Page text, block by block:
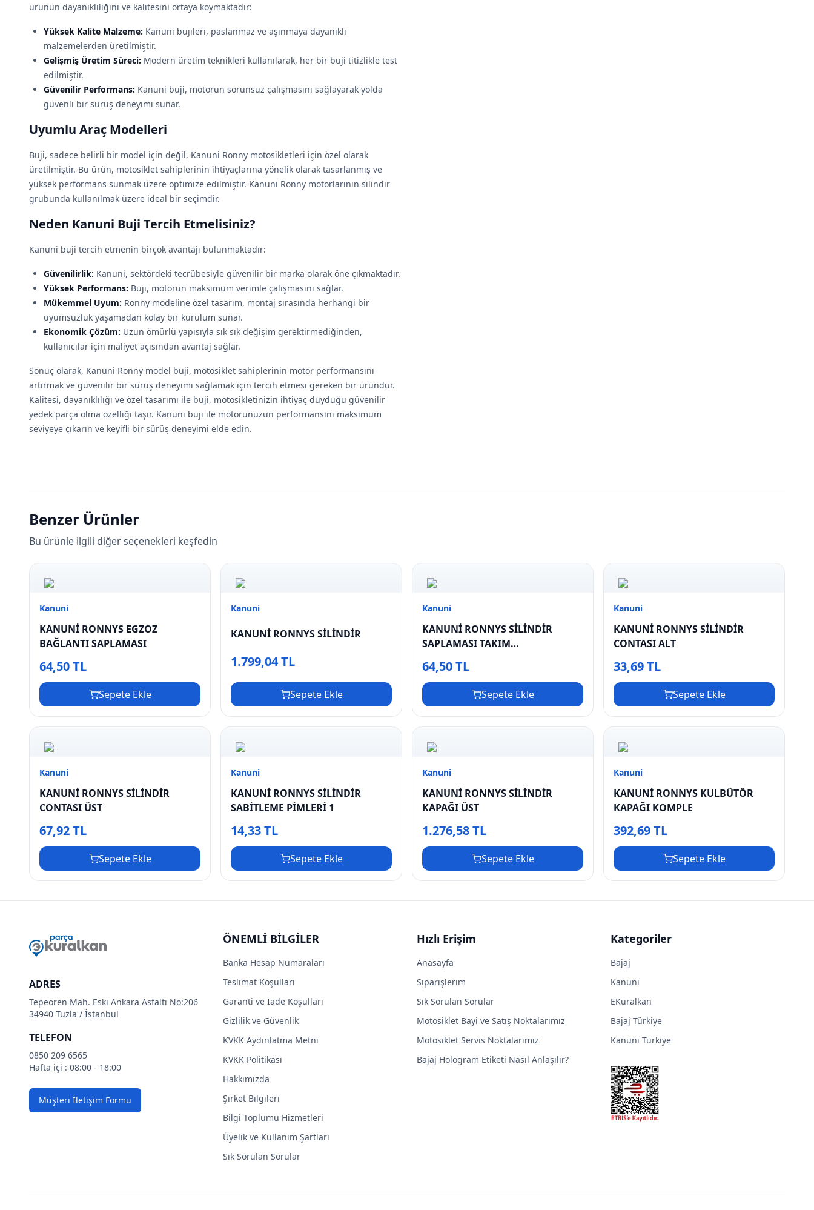
ürünün dayanıklılığını ve kalitesini ortaya koymaktadır:
Yüksek Kalite Malzeme: Kanuni bujileri, paslanmaz ve aşınmaya dayanıklı
malzemelerden üretilmiştir.
Gelişmiş Üretim Süreci: Modern üretim teknikleri kullanılarak, her bir buji titizlikle test
edilmiştir.
Güvenilir Performans: Kanuni buji, motorun sorunsuz çalışmasını sağlayarak yolda
güvenli bir sürüş deneyimi sunar.
Uyumlu Araç Modelleri
Buji, sadece belirli bir model için değil, Kanuni Ronny motosikletleri için özel olarak
üretilmiştir. Bu ürün, motosiklet sahiplerinin ihtiyaçlarına yönelik olarak tasarlanmış ve
yüksek performans sunmak üzere optimize edilmiştir. Kanuni Ronny motorlarının silindir
grubunda kullanılmak üzere ideal bir seçimdir.
Neden Kanuni Buji Tercih Etmelisiniz?
Kanuni buji tercih etmenin birçok avantajı bulunmaktadır:
Güvenilirlik: Kanuni, sektördeki tecrübesiyle güvenilir bir marka olarak öne çıkmaktadır.
Yüksek Performans: Buji, motorun maksimum verimle çalışmasını sağlar.
Mükemmel Uyum: Ronny modeline özel tasarım, montaj sırasında herhangi bir
uyumsuzluk yaşamadan kolay bir kurulum sunar.
Ekonomik Çözüm: Uzun ömürlü yapısıyla sık sık değişim gerektirmediğinden,
kullanıcılar için maliyet açısından avantaj sağlar.
Sonuç olarak, Kanuni Ronny model buji, motosiklet sahiplerinin motor performansını
artırmak ve güvenilir bir sürüş deneyimi sağlamak için tercih etmesi gereken bir üründür.
Kalitesi, dayanıklılığı ve özel tasarımı ile buji, motosikletinizin ihtiyaç duyduğu güvenilir
yedek parça olma özelliği taşır. Kanuni buji ile motorunuzun performansını maksimum
seviyeye çıkarın ve keyifli bir sürüş deneyimi elde edin.
Benzer Ürünler
Bu ürünle ilgili diğer seçenekleri keşfedin
Kanuni
KANUNİ RONNYS EGZOZ
BAĞLANTI SAPLAMASI
64,50 TL
Sepete Ekle
Kanuni
KANUNİ RONNYS SİLİNDİR
1.799,04 TL
Sepete Ekle
Kanuni
KANUNİ RONNYS SİLİNDİR
SAPLAMASI TAKIM
64,50 TL
Sepete Ekle
Kanuni
KANUNİ RONNYS SİLİNDİR
CONTASI ALT
33,69 TL
Sepete Ekle
Kanuni
KANUNİ RONNYS SİLİNDİR
CONTASI ÜST
67,92 TL
Sepete Ekle
Kanuni
KANUNİ RONNYS SİLİNDİR
SABİTLEME PİMLERİ 1
14,33 TL
Sepete Ekle
Kanuni
KANUNİ RONNYS SİLİNDİR
KAPAĞI ÜST
1.276,58 TL
Sepete Ekle
Kanuni
KANUNİ RONNYS KULBÜTÖR
KAPAĞI KOMPLE
392,69 TL
Sepete Ekle
ADRES
Tepeören Mah. Eski Ankara Asfaltı No:206
34940 Tuzla / İstanbul
TELEFON
0850 209 6565
Hafta içi : 08:00 - 18:00
Müşteri İletişim Formu
ÖNEMLİ BİLGİLER
Banka Hesap Numaraları
Teslimat Koşulları
Garanti ve İade Koşulları
Gizlilik ve Güvenlik
KVKK Aydınlatma Metni
KVKK Politikası
Hakkımızda
Şirket Bilgileri
Bilgi Toplumu Hizmetleri
Üyelik ve Kullanım Şartları
Sık Sorulan Sorular
Hızlı Erişim
Anasayfa
Siparişlerim
Sık Sorulan Sorular
Motosiklet Bayi ve Satış Noktalarımız
Motosiklet Servis Noktalarımız
Bajaj Hologram Etiketi Nasıl Anlaşılır?
Kategoriler
Bajaj
Kanuni
EKuralkan
Bajaj Türkiye
Kanuni Türkiye